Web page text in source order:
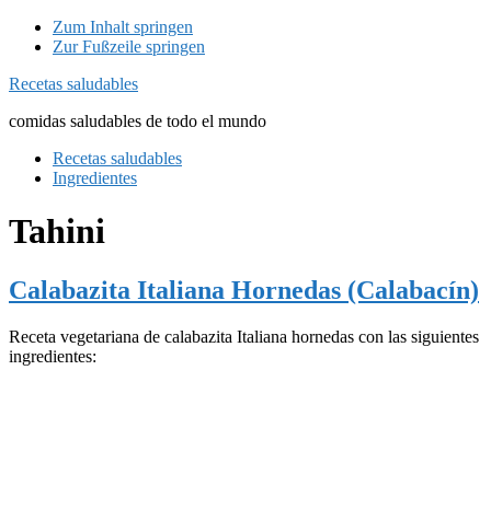
Zum Inhalt springen
Zur Fußzeile springen
Recetas saludables
comidas saludables de todo el mundo
Recetas saludables
Ingredientes
Tahini
Calabazita Italiana Hornedas (Calabacín)
Receta vegetariana de calabazita Italiana hornedas con las siguientes
ingredientes: